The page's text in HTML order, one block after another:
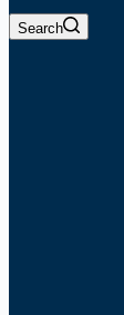
Search